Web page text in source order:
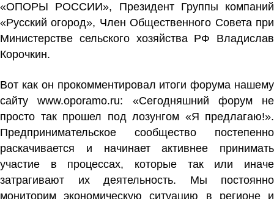
«ОПОРЫ РОССИИ», Президент Группы компаний
«Русский огород», Член Общественного Совета при
Министерстве сельского хозяйства РФ Владислав
Корочкин.
Вот как он прокомментировал итоги форума нашему
сайту www.oporamo.ru: «Сегодняшний форум не
просто так прошел под лозунгом «Я предлагаю!».
Предпринимательское сообщество постепенно
раскачивается и начинает активнее принимать
участие в процессах, которые так или иначе
затрагивают их деятельность. Мы постоянно
мониторим экономическую ситуацию в регионе и